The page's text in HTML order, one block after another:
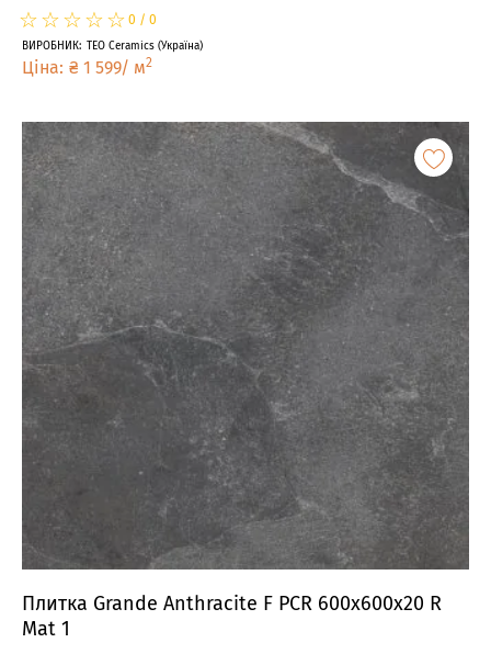
☆
★☆
★☆
★☆
★☆
★ 0 / 0
ВИРОБНИК: TEO Ceramics (Україна)
Ціна: ₴ 1 599/ м2
Плитка Grande Anthracite F PCR 600x600x20 R
Mat 1